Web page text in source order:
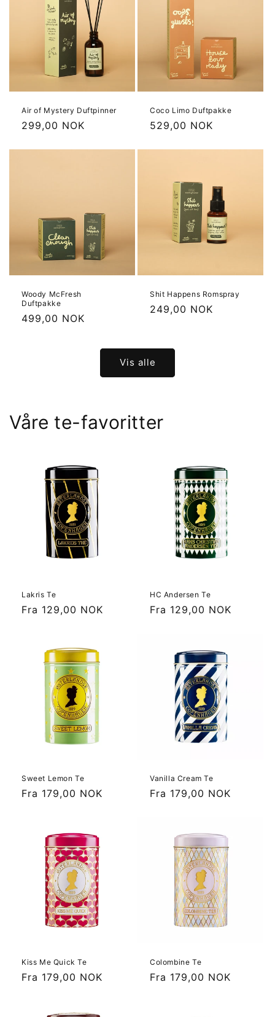
Air of Mystery Duftpinner
Vanlig
299,00 NOK
Coco Limo Duftpakke
Vanlig
529,00 NOK
Woody McFresh
Duftpakke
Vanlig
499,00 NOK
Shit Happens Romspray
Vanlig
249,00 NOK
Vis alle
Våre te-favoritter
Lakris Te
Vanlig
Fra 129,00 NOK
HC Andersen Te
Vanlig
Fra 129,00 NOK
Sweet Lemon Te
Vanlig
Fra 179,00 NOK
Vanilla Cream Te
Vanlig
Fra 179,00 NOK
Kiss Me Quick Te
Vanlig
Fra 179,00 NOK
Colombine Te
Vanlig
Fra 179,00 NOK